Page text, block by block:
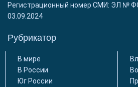
Регистрационный номер СМИ: ЭЛ №
03.09.2024
Рубрикатор
В мире
В России
Юг России